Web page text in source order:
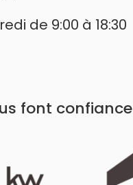
de 9:00 à 18:30
font confiance